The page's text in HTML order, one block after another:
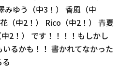
みゆう（中3！） 香風（中
（中2！） Rico（中2！） 青夏
中2！） です！！！！もしかし
るかも！！ 書かれてなかった